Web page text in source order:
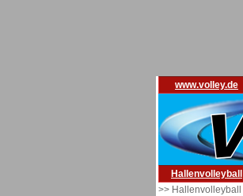
www.volley.de
Hallenvolleyball
>> Hallenvolleyball